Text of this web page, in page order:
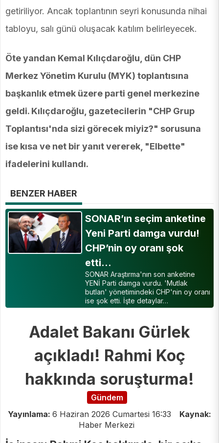
getiriliyor. Ancak toplantının seyri konusunda nihai
tabloyu, salı günü oluşacak katılım belirleyecek.
Öte yandan Kemal Kılıçdaroğlu, dün CHP
Merkez Yönetim Kurulu (MYK) toplantısına
başkanlık etmek üzere parti genel merkezine
geldi. Kılıçdaroğlu, gazetecilerin "CHP Grup
Toplantısı'nda sizi görecek miyiz?" sorusuna
ise kısa ve net bir yanıt vererek, "Elbette"
ifadelerini kullandı.
BENZER HABER
SONAR’ın seçim anketine
Yeni Parti damga vurdu!
CHP’nin oy oranı şok
etti…
SONAR Araştırma'nın son anketine
YENİ Parti damga vurdu. 'Mutlak
butlan' yönetimindeki CHP'nin oy oranı
ise şok etti. İşte detaylar…
Adalet Bakanı Gürlek
açıkladı! Rahmi Koç
hakkında soruşturma!
Gündem
Yayınlama: 6 Haziran 2026 Cumartesi 16:33
Kaynak:
Haber Merkezi